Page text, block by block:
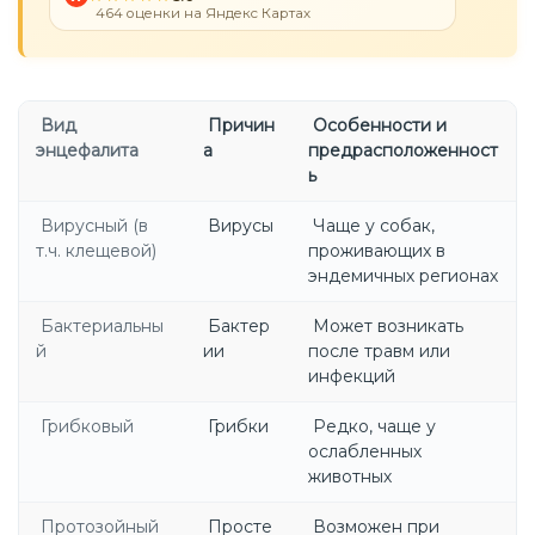
464 оценки на Яндекс Картах
Вид
энцефалита
Причин
а
Особенности и
предрасположенност
ь
Вирусный (в
т.ч. клещевой)
Вирусы
Чаще у собак,
проживающих в
эндемичных регионах
Бактериальны
й
Бактер
ии
Может возникать
после травм или
инфекций
Грибковый Грибки
Редко, чаще у
ослабленных
животных
Протозойный
Просте
Возможен при